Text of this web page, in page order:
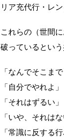
リア充代行・レ
これらの（世間
破っているという
「なんでそこま
「自分でやれよ」
「それはずるい」
「いや、それは
「常識に反する行